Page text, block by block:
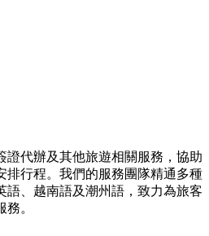
證代辦及其他旅遊相關服務，協助
排行程。我們的服務團隊精通多種
語、越南語及潮州語，致力為旅客
。